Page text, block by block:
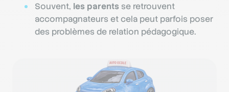
Souvent, les parents se retrouvent
accompagnateurs et cela peut parfois poser
des problèmes de relation pédagogique.